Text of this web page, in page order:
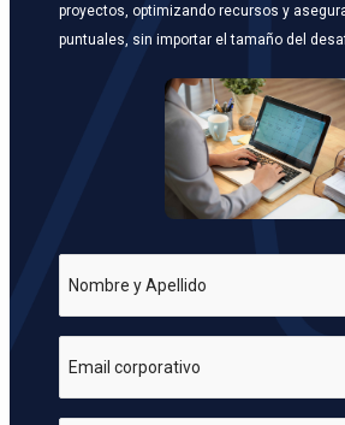
proyectos, optimizando recursos y
puntuales, sin importar el tamaño del
Nombre y Apellido
Email corporativo